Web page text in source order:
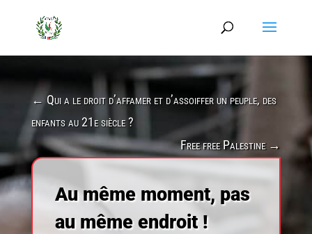
← Qui a le droit d’affamer et d’assoiffer un peuple, des
enfants au 21e siècle ?
Free free Palestine→
Au même moment, pas
au même endroit !